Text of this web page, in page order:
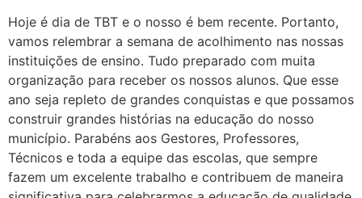
Hoje é dia de TBT e o nosso é bem recente. Portanto,
vamos relembrar a semana de acolhimento nas nossas
instituições de ensino. Tudo preparado com muita
organização para receber os nossos alunos. Que esse
ano seja repleto de grandes conquistas e que possamos
construir grandes histórias na educação do nosso
município. Parabéns aos Gestores, Professores,
Técnicos e toda a equipe das escolas, que sempre
fazem um excelente trabalho e contribuem de maneira